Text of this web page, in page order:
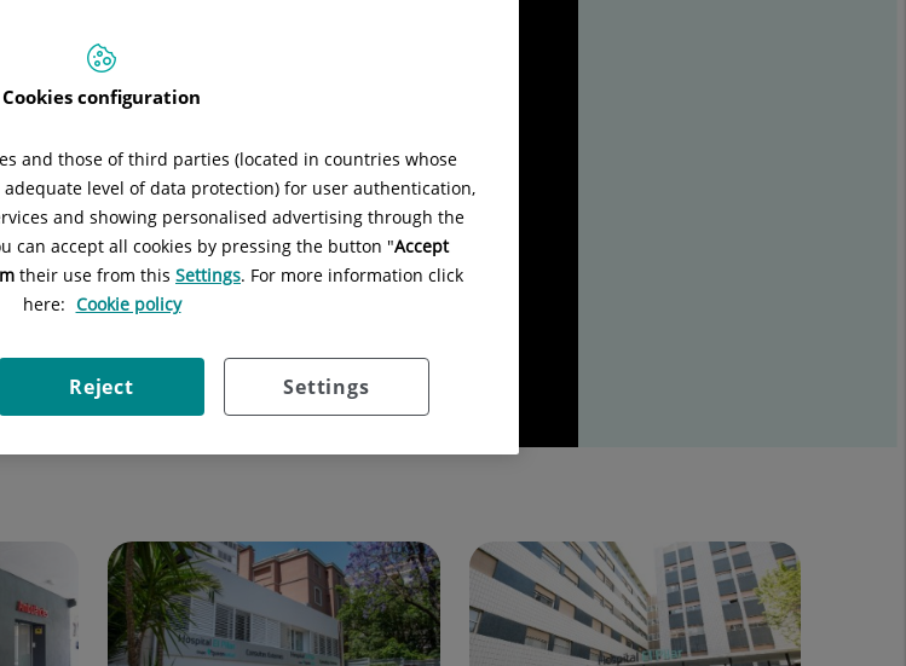
Cookies configuration
and those of third parties (located in countries whose
level of data protection) for user authentication,
and showing personalised advertising through the
can accept all cookies by pressing the button "Accept
their use from this Settings. For more information click
here: Cookie policy
Settings
Reject